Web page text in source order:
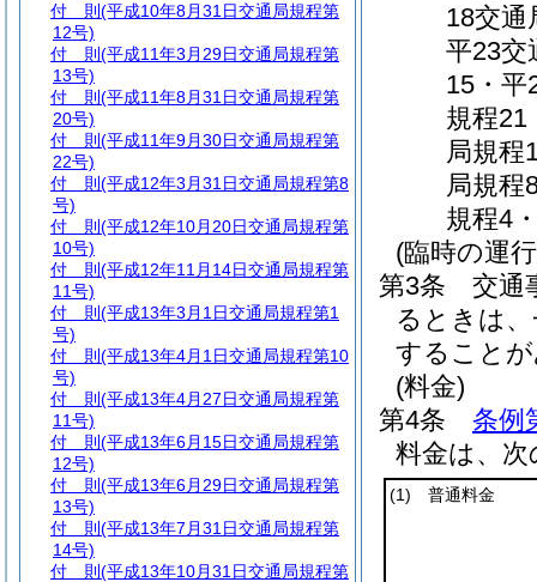
18交通
平23交
15・平
規程21
局規程
局規程
規程4
(臨時の運
第3条
交通
るときは
すること
(料金)
第4条
条例
料金は、
(1) 普通料金
付 則 (平成10年8月31日交通局規程第
12号)
付 則 (平成11年3月29日交通局規程第
13号)
付 則 (平成11年8月31日交通局規程第
20号)
付 則 (平成11年9月30日交通局規程第
22号)
付 則 (平成12年3月31日交通局規程第8
号)
付 則 (平成12年10月20日交通局規程第
10号)
付 則 (平成12年11月14日交通局規程第
11号)
付 則 (平成13年3月1日交通局規程第1
号)
付 則 (平成13年4月1日交通局規程第10
号)
付 則 (平成13年4月27日交通局規程第
11号)
付 則 (平成13年6月15日交通局規程第
12号)
付 則 (平成13年6月29日交通局規程第
13号)
付 則 (平成13年7月31日交通局規程第
14号)
付 則 (平成13年10月31日交通局規程第